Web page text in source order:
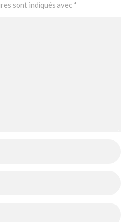
sont indiqués avec *